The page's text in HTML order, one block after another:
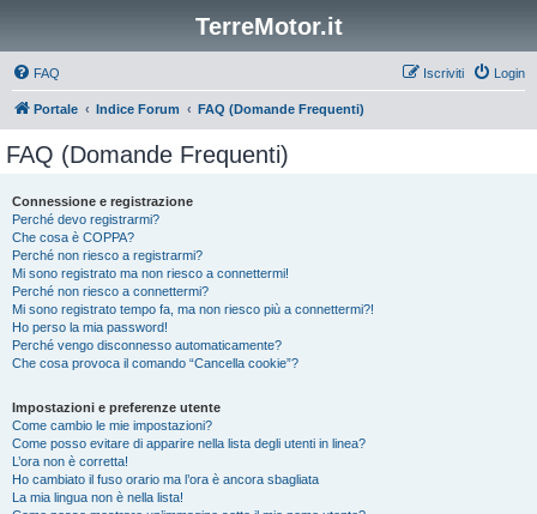
TerreMotor.it
FAQ Login
Iscriviti
Portale Indice Forum FAQ (Domande Frequenti)
FAQ (Domande Frequenti)
Connessione e registrazione
Perché devo registrarmi?
Che cosa è COPPA?
Perché non riesco a registrarmi?
Mi sono registrato ma non riesco a connettermi!
Perché non riesco a connettermi?
Mi sono registrato tempo fa, ma non riesco più a connettermi?!
Ho perso la mia password!
Perché vengo disconnesso automaticamente?
Che cosa provoca il comando “Cancella cookie”?
Impostazioni e preferenze utente
Come cambio le mie impostazioni?
Come posso evitare di apparire nella lista degli utenti in linea?
L’ora non è corretta!
Ho cambiato il fuso orario ma l’ora è ancora sbagliata
La mia lingua non è nella lista!